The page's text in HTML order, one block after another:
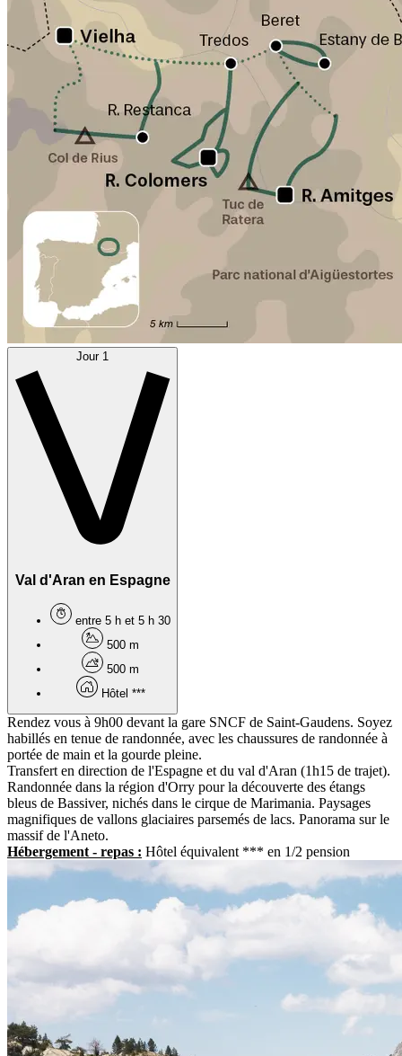
Jour 1
Val d'Aran en Espagne
entre 5 h et 5 h 30
500 m
500 m
Hôtel ***
Rendez vous à 9h00 devant la gare SNCF de Saint-Gaudens. Soyez
habillés en tenue de randonnée, avec les chaussures de randonnée à
portée de main et la gourde pleine.
Transfert en direction de l'Espagne et du val d'Aran (1h15 de trajet).
Randonnée dans la région d'Orry pour la découverte des étangs
bleus de Bassiver, nichés dans le cirque de Marimania. Paysages
magnifiques de vallons glaciaires parsemés de lacs. Panorama sur le
massif de l'Aneto.
Hébergement - repas : Hôtel équivalent *** en 1/2 pension